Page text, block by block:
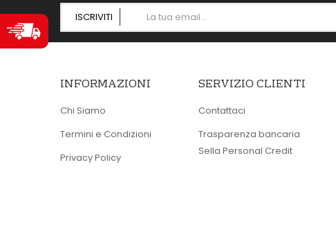
ISCRIVITI
INFORMAZIONI
Chi Siamo
Termini e Condizioni
Privacy Policy
SERVIZIO CLIENTI
Contattaci
Trasparenza bancaria
Sella Personal Credit